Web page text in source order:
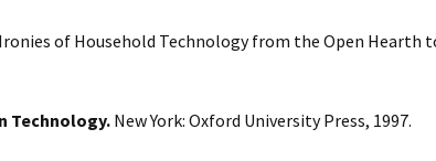
of Household Technology from the Open Hearth
Technology. New York: Oxford University Press, 1997.